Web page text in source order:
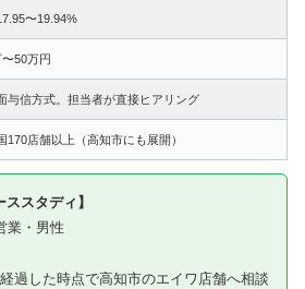
〜19.94%
〜50万円
与信方式。担当者が直接ヒアリング
170店舗以上（高知市にも展開）
スタディ】
業・男性
過した時点で高知市のエイワ店舗へ相談